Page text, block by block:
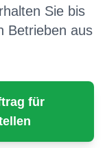
Sie bis
Betrieben aus
für